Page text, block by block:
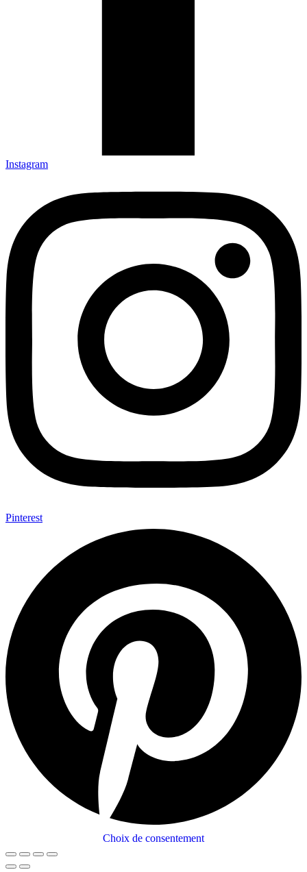
Instagram
Pinterest
Choix de consentement